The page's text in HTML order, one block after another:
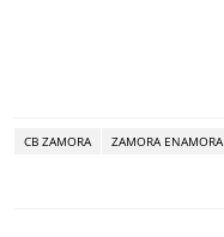
CB ZAMORA ZAMORA ENAMORA